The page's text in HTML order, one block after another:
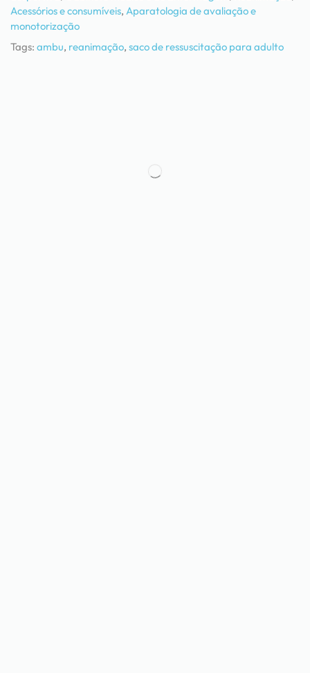
Acessórios e consumíveis, Aparatologia de avaliação e
monotorização
Tags: ambu, reanimação, saco de ressuscitação para adulto